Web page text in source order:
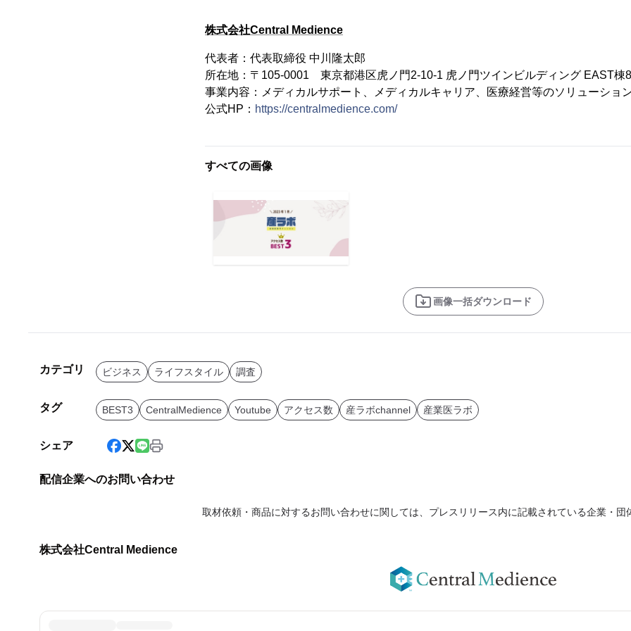
株式会社Central Medience
代表者：代表取締役 中川隆太郎
所在地：〒105-0001 東京都港区虎ノ門2-10-1 虎ノ門ツインビルディング EAST棟
事業内容：メディカルサポート、メディカルキャリア、医療経営等のソリューショ
公式HP： https://centralmedience.com/
すべての画像
画像一括ダウンロード
カテゴリ ビジネス ライフスタイル 調査
タグ BEST3 CentralMedience Youtube アクセス数 産ラボchannel 産業医ラボ
シェア
配信企業へのお問い合わせ
取材依頼・商品に対するお問い合わせに関しては、プレスリリース内に記載されている企業・団
株式会社Central Medience